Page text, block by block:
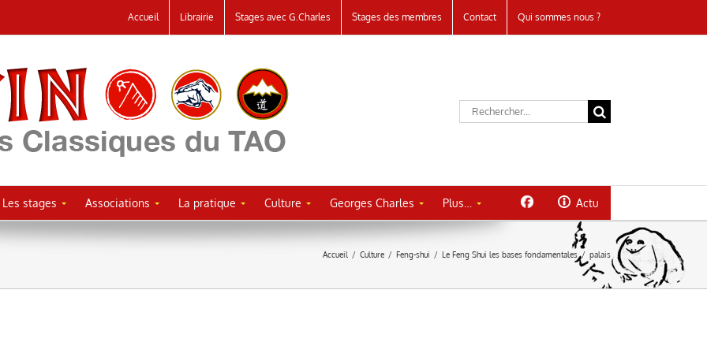
Accueil Librairie Stages avec G.Charles Stages des membres Contact Qui sommes nous ?
Rechercher:
Les stages Associations La pratique Culture Georges Charles Plus… Actu
Accueil / Culture / Feng-shui / Le Feng Shui les bases fondamentales / palais